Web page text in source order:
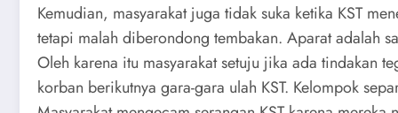
Kemudian, masyarakat juga tidak suka ketika KST
tetapi malah diberondong tembakan. Aparat adalah
Oleh karena itu masyarakat setuju jika ada tindakan
korban berikutnya gara-gara ulah KST. Kelompok